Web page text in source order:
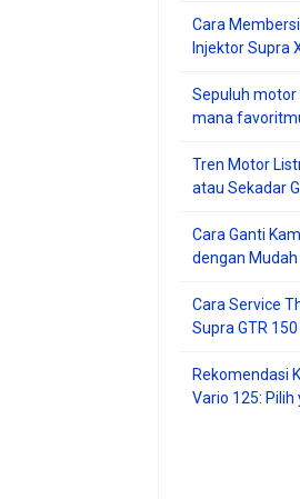
Cara
Injektor Supra
Sepuluh motor
mana
Tren Motor
atau Sekadar
Cara Ganti
dengan Mudah
Cara Service
Supra GTR 150
Rekomendasi
Vario 125: